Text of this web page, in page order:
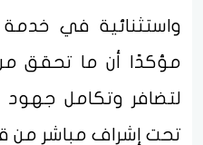
واستثنائية في خدمة
مؤكدًا أن ما تحقق
لتضافر وتكامل جهود
تحت إشراف مباشر من